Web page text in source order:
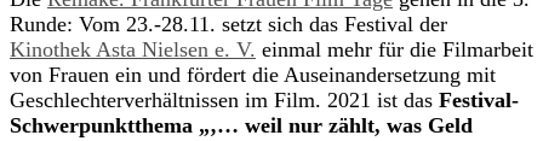
Runde: Vom 23.-28.11. setzt sich das Festival der
Kinothek Asta Nielsen e. V. einmal mehr für die Filmarbeit
von Frauen ein und fördert die Auseinandersetzung mit
Geschlechterverhältnissen im Film. 2021 ist das Festival-
Schwerpunktthema „‚… weil nur zählt, was Geld